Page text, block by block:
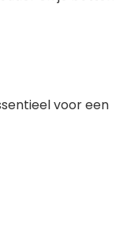
voor een